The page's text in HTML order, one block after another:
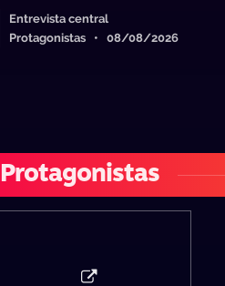
Entrevista central
Protagonistas • 08/08/2026
Protagonistas